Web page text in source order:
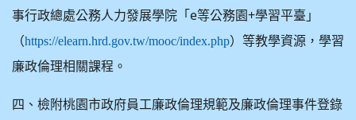
事行政總處公務人力發展學院「e等公務園+學習平臺」
（https://elearn.hrd.gov.tw/mooc/index.php）等教學資源，學習
廉政倫理相關課程。
四、檢附桃園市政府員工廉政倫理規範及廉政倫理事件登錄